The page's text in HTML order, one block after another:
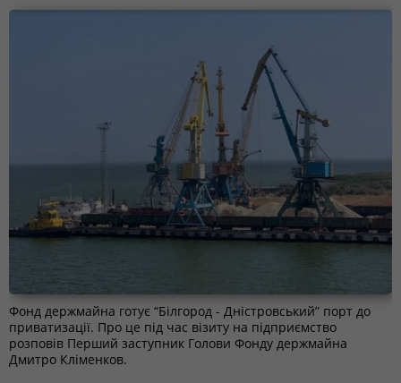
Фонд держмайна готує “Білгород - Дністровський” порт до
приватизації. Про це під час візиту на підприємство
розповів Перший заступник Голови Фонду держмайна
Дмитро Кліменков.